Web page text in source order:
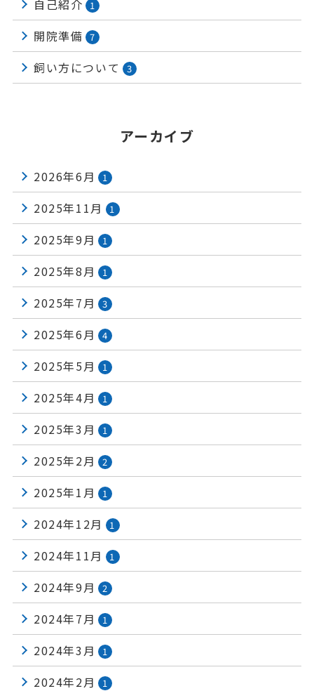
自己紹介 1
開院準備 7
飼い方について 3
アーカイブ
2026年6月 1
2025年11月 1
2025年9月 1
2025年8月 1
2025年7月 3
2025年6月 4
2025年5月 1
2025年4月 1
2025年3月 1
2025年2月 2
2025年1月 1
2024年12月 1
2024年11月 1
2024年9月 2
2024年7月 1
2024年3月 1
2024年2月 1